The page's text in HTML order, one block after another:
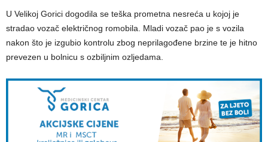
U Velikoj Gorici dogodila se teška prometna nesreća u kojoj je
stradao vozač električnog romobila. Mladi vozač pao je s vozila
nakon što je izgubio kontrolu zbog neprilagođene brzine te je hitno
prevezen u bolnicu s ozbiljnim ozljedama.